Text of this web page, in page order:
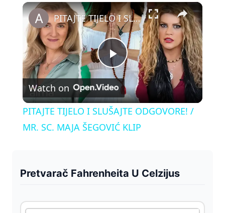
Play Unmute Fullscreen ×
P
l
a
PITAJTE TIJELO I SLUŠAJTE ODGOVORE! / MR. SC. MAJA ŠEGOVIĆ KLIP
Watch on
PITAJTE TIJELO I SLUŠAJTE ODGOVORE! /
MR. SC. MAJA ŠEGOVIĆ KLIP
Pretvarač Fahrenheita U Celzijus